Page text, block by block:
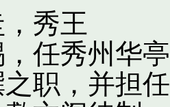
秀王
任秀州华
职，并担